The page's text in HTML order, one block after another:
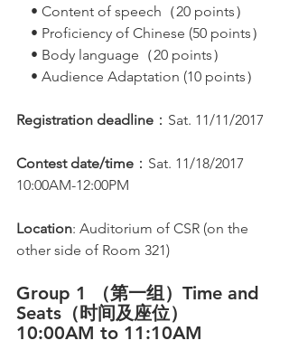
    • Content of speech（20 points）
    • Proficiency of Chinese (50 points）
    • Body language（20 points）
    • Audience Adaptation (10 points）
Registration deadline ：Sat. 11/11/2017
Contest date/time ：Sat. 11/18/2017
10:00AM-12:00PM
Location: Auditorium of CSR (on the
other side of Room 321)
Group 1 （第一组）Time and
Seats（时间及座位）
10:00AM to 11:10AM